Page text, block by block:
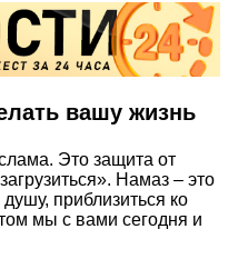
вашу жизнь
Это защита от
Намаз – это
приблизиться ко
мы с вами сегодня и